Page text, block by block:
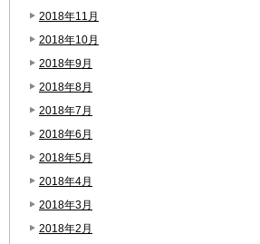
2018年11月
2018年10月
2018年9月
2018年8月
2018年7月
2018年6月
2018年5月
2018年4月
2018年3月
2018年2月